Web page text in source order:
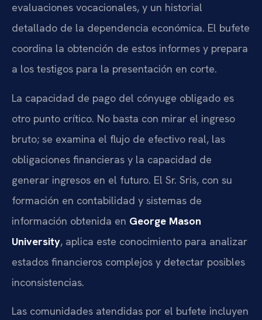
evaluaciones vocacionales, y un historial
detallado de la dependencia económica. El bufete
coordina la obtención de estos informes y prepara
a los testigos para la presentación en corte.
La capacidad de pago del cónyuge obligado es
otro punto crítico. No basta con mirar el ingreso
bruto; se examina el flujo de efectivo real, las
obligaciones financieras y la capacidad de
generar ingresos en el futuro. El Sr. Sris, con su
formación en contabilidad y sistemas de
información obtenida en George Mason
University, aplica este conocimiento para analizar
estados financieros complejos y detectar posibles
inconsistencias.
Las comunidades atendidas por el bufete incluyen